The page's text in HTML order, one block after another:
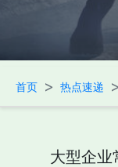
首页 > 热点速递 >
大型企